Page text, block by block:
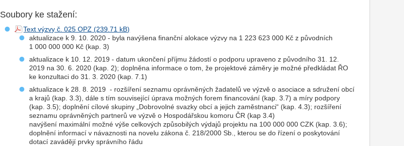
Soubory ke stažení:
Text výzvy č. 025 OPZ
aktualizace k 9. 10. 2020 - byla navýšena finanční alokace výzvy na 1 223 623 000 Kč z původních
1 000 000 000 Kč (kap. 3)
aktualizace k 10. 12. 2019 - datum ukončení příjmu žádostí o podporu upraveno z původního 31. 12.
2019 na 30. 6. 2020 (kap. 2); doplněna informace o tom, že projektové záměry je možné předkládat ŘO
ke konzultaci do 31. 3. 2020 (kap. 7.1)
aktualizace k 28. 8. 2019 - rozšíření seznamu oprávněných žadatelů ve výzvě o asociace a sdružení obcí
a krajů (kap. 3.3), dále s tím související úprava možných forem financování (kap. 3.7) a míry podpory
(kap. 3.5); doplnění cílové skupiny „Dobrovolné svazky obcí a jejich zaměstnanci“ (kap. 4.3); rozšíření
seznamu oprávněných partnerů ve výzvě o Hospodářskou komoru ČR (kap 3.4)
navýšení maximální možné výše celkových způsobilých výdajů projektu na 100 000 000 CZK (kap. 3.6);
doplnění informací v návaznosti na novelu zákona č. 218/2000 Sb., kterou se do řízení o poskytování
dotací zavádějí prvky správního řádu